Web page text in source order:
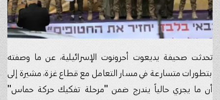
تحدثت صحيفة يديعوت أحرونوت الإسرائيلية، عن ما وصفته
بتطورات متسارعة في مسار التعامل مع قطاع غزة، مشيرة إلى
أن ما يجري حالياً يندرج ضمن "مرحلة تفكيك حركة حماس"